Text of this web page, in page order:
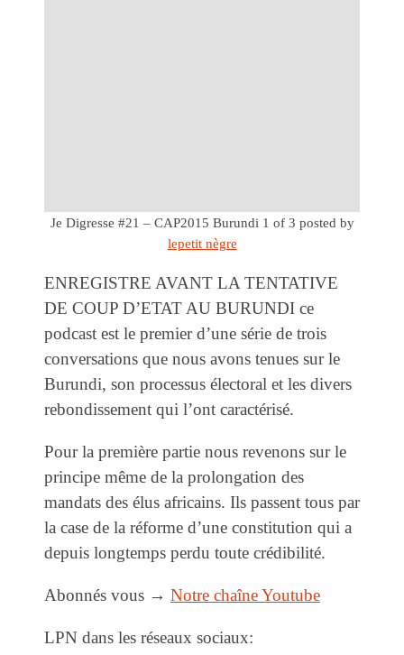
Je Digresse #21 – CAP2015 Burundi 1 of 3 posted by
lepetit nègre
ENREGISTRE AVANT LA TENTATIVE
DE COUP D’ETAT AU BURUNDI ce
podcast est le premier d’une série de trois
conversations que nous avons tenues sur le
Burundi, son processus électoral et les divers
rebondissement qui l’ont caractérisé.
Pour la première partie nous revenons sur le
principe même de la prolongation des
mandats des élus africains. Ils passent tous par
la case de la réforme d’une constitution qui a
depuis longtemps perdu toute crédibilité.
Abonnés vous → Notre chaîne Youtube
LPN dans les réseaux sociaux: